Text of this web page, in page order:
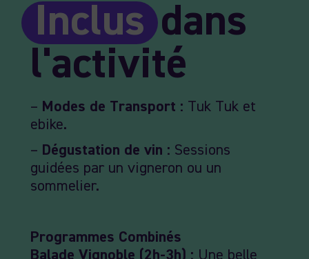
Inclusdans
l'activité
– Modes de Transport : Tuk Tuk et
ebike.
– Dégustation de vin : Sessions
guidées par un vigneron ou un
sommelier.
Programmes Combinés
Balade Vignoble (2h-3h) : Une belle